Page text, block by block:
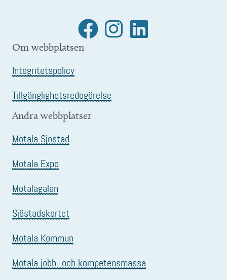
Om webbplatsen
Integritetspolicy
Tillgänglighetsredogörelse
Andra webbplatser
Motala Sjöstad
Motala Expo
Motalagalan
Sjöstadskortet
Motala Kommun
Motala jobb- och kompetensmässa